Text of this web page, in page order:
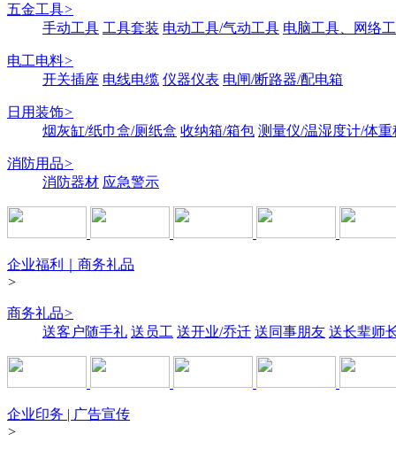
五金工具>
手动工具 工具套装 电动工具/气动工具 电脑工具、网络
电工电料>
开关插座 电线电缆 仪器仪表 电闸/断路器/配电箱
日用装饰>
烟灰缸/纸巾盒/厕纸盒 收纳箱/箱包 测量仪/温湿度计/体重
消防用品>
消防器材 应急警示
企业福利｜商务礼品
>
商务礼品>
送客户随手礼 送员工 送开业/乔迁 送同事朋友 送长辈师
企业印务 | 广告宣传
>